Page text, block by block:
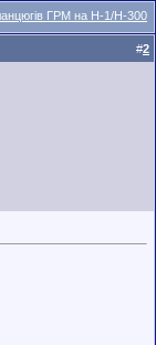
ланцюгів ГРМ на Н-1/Н-300
#2